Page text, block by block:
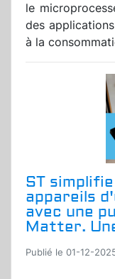
le
des
à la
ST
appareils
avec une
Matter.
Publié le 01-12-